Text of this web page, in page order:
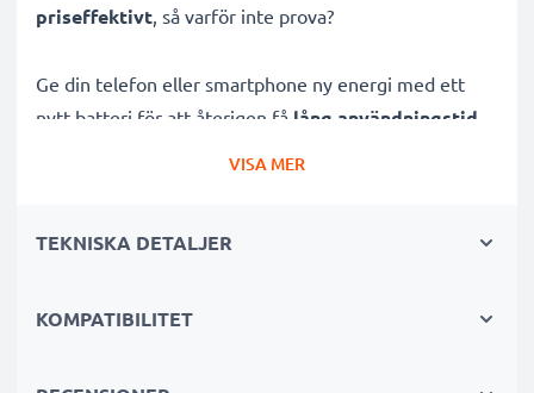
priseffektivt, så varför inte prova?
Ge din telefon eller smartphone ny energi med ett
nytt batteri för att återigen få lång användningstid
tutorial från YouTube.
Batteri från CELLONIC har litium Ion vilket är
specifikt
Amplicom PowerTel M4000 Audioline Amplicom
VISA MER
TEKNISKA DETALJER
KOMPATIBILITET